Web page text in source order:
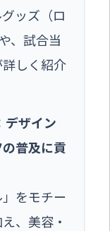
ッズ（ロ
、試合当
しく紹介
ザイン
普及に貢
をモチー
、美容・